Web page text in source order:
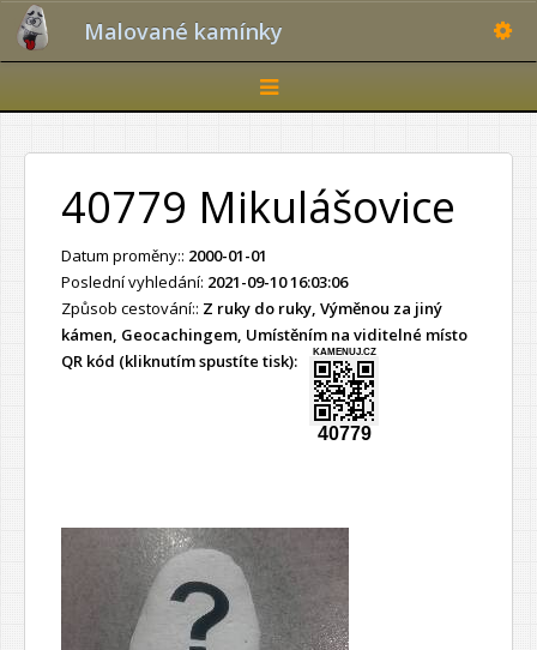
Malované kamínky
Toggle
navigation
40779 Mikulášovice
Datum proměny:: 2000-01-01
Poslední vyhledání: 2021-09-10 16:03:06
Způsob cestování:: Z ruky do ruky, Výměnou za jiný
kámen, Geocachingem, Umístěním na viditelné místo
QR kód (kliknutím spustíte tisk):
KAMENUJ.CZ
40779